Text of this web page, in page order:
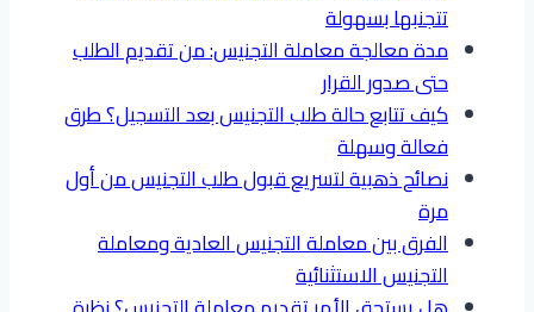
تتجنبها بسهولة
مدة معالجة معاملة التجنيس: من تقديم الطلب
حتى صدور القرار
كيف تتابع حالة طلب التجنيس بعد التسجيل؟ طرق
فعالة وسهلة
نصائح ذهبية لتسريع قبول طلب التجنيس من أول
مرة
الفرق بين معاملة التجنيس العادية ومعاملة
التجنيس الاستثنائية